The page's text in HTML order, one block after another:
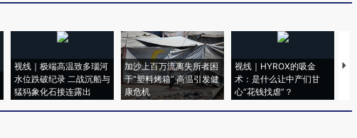
视线｜极端高温致多瑙河
水位跌破纪录 二战沉船与
猛犸象化石接连露出
加沙上百万流离失所者困
于“塑料烤箱” 高温引发健
康危机
视线｜HYROX的吸金
术：是什么让中产们甘
心“花钱找虐”？
马